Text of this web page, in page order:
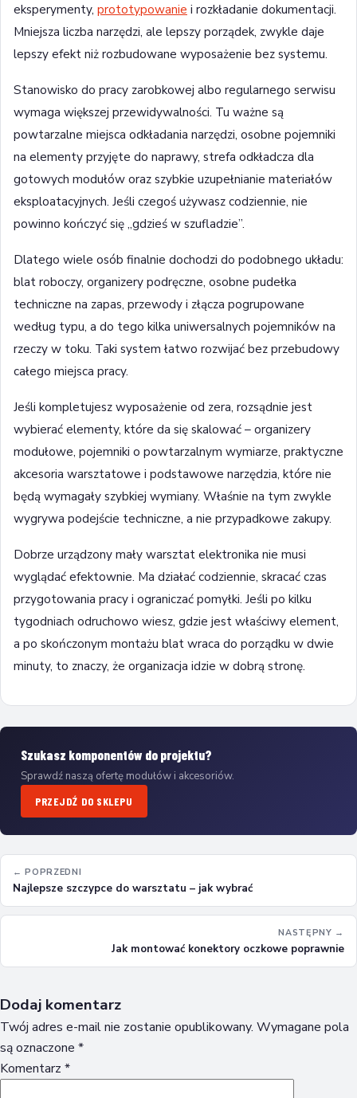
eksperymenty, prototypowanie i rozkładanie dokumentacji.
Mniejsza liczba narzędzi, ale lepszy porządek, zwykle daje
lepszy efekt niż rozbudowane wyposażenie bez systemu.
Stanowisko do pracy zarobkowej albo regularnego serwisu
wymaga większej przewidywalności. Tu ważne są
powtarzalne miejsca odkładania narzędzi, osobne pojemniki
na elementy przyjęte do naprawy, strefa odkładcza dla
gotowych modułów oraz szybkie uzupełnianie materiałów
eksploatacyjnych. Jeśli czegoś używasz codziennie, nie
powinno kończyć się „gdzieś w szufladzie”.
Dlatego wiele osób finalnie dochodzi do podobnego układu:
blat roboczy, organizery podręczne, osobne pudełka
techniczne na zapas, przewody i złącza pogrupowane
według typu, a do tego kilka uniwersalnych pojemników na
rzeczy w toku. Taki system łatwo rozwijać bez przebudowy
całego miejsca pracy.
Jeśli kompletujesz wyposażenie od zera, rozsądnie jest
wybierać elementy, które da się skalować – organizery
modułowe, pojemniki o powtarzalnym wymiarze, praktyczne
akcesoria warsztatowe i podstawowe narzędzia, które nie
będą wymagały szybkiej wymiany. Właśnie na tym zwykle
wygrywa podejście techniczne, a nie przypadkowe zakupy.
Dobrze urządzony mały warsztat elektronika nie musi
wyglądać efektownie. Ma działać codziennie, skracać czas
przygotowania pracy i ograniczać pomyłki. Jeśli po kilku
tygodniach odruchowo wiesz, gdzie jest właściwy element,
a po skończonym montażu blat wraca do porządku w dwie
minuty, to znaczy, że organizacja idzie w dobrą stronę.
Szukasz komponentów do projektu?
Sprawdź naszą ofertę modułów i akcesoriów.
PRZEJDŹ DO SKLEPU
← POPRZEDNI
Najlepsze szczypce do warsztatu – jak wybrać
NASTĘPNY →
Jak montować konektory oczkowe poprawnie
Dodaj komentarz
Twój adres e-mail nie zostanie opublikowany. Wymagane pola
są oznaczone *
Komentarz *